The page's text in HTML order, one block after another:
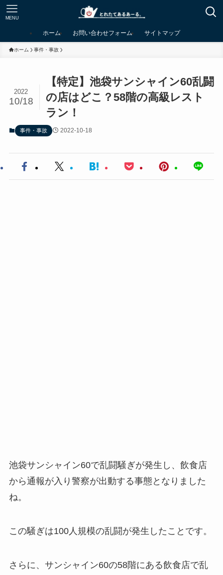
MENU
ホーム お問い合わせフォーム サイトマップ
ホーム 事件・事故
【特定】池袋サンシャイン60乱闘
の店はどこ？58階の高級レスト
ラン！
2022
10/18
事件・事故 2022-10-18
池袋サンシャイン60で乱闘騒ぎが発生し、飲食店
から通報が入り警察が出動する事態となりました
ね。
この騒ぎは100人規模の乱闘が発生したことです。
さらに、サンシャイン60の58階にある飲食店で乱